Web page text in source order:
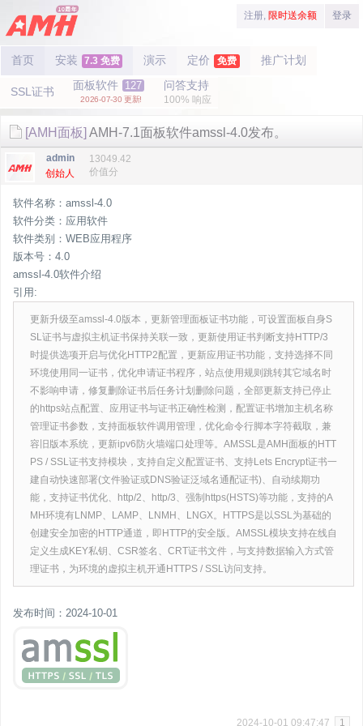
注册, 限时送余额 登录
首页 安装 7.3 免费 演示 定价 免费 推广计划
SSL证书 面板软件 127
2026-07-30 更新!
问答支持
100% 响应
[AMH面板] AMH-7.1面板软件amssl-4.0发布。
admin
创始人
13049.42
价值分
软件名称：amssl-4.0
软件分类：应用软件
软件类别：WEB应用程序
版本号：4.0
amssl-4.0软件介绍
引用:
更新升级至amssl-4.0版本，更新管理面板证书功能，可设置面板自身S
SL证书与虚拟主机证书保持关联一致，更新使用证书判断支持HTTP/3
时提供选项开启与优化HTTP2配置，更新应用证书功能，支持选择不同
环境使用同一证书，优化申请证书程序，站点使用规则跳转其它域名时
不影响申请，修复删除证书后任务计划删除问题，全部更新支持已停止
的https站点配置、应用证书与证书正确性检测，配置证书增加主机名称
管理证书参数，支持面板软件调用管理，优化命令行脚本字符截取，兼
容旧版本系统，更新ipv6防火墙端口处理等。AMSSL是AMH面板的HTT
PS / SSL证书支持模块，支持自定义配置证书、支持Lets Encrypt证书一
建自动快速部署(文件验证或DNS验证泛域名通配证书)、自动续期功
能，支持证书优化、http/2、http/3、强制https(HSTS)等功能，支持的A
MH环境有LNMP、LAMP、LNMH、LNGX。HTTPS是以SSL为基础的
创建安全加密的HTTP通道，即HTTP的安全版。AMSSL模块支持在线自
定义生成KEY私钥、CSR签名、CRT证书文件，与支持数据输入方式管
理证书，为环境的虚拟主机开通HTTPS / SSL访问支持。
发布时间：2024-10-01
2024-10-01 09:47:47 1